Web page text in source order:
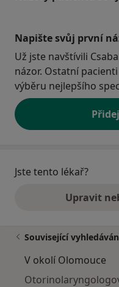
Napište svůj první
Už jste navštívili
názor. Ostatní
výběru nejlepšího
Jste tento lékař?
Upravit
Související
V okolí Olomouce